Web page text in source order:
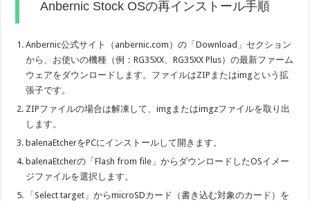
Anbernic Stock OSの再インストール手順
Anbernic公式サイト（anbernic.com）の「Download」セクション
から、お使いの機種（例：RG35XX、RG35XX Plus）の最新ファーム
ウェアをダウンロードします。ファイルはZIPまたはimgという拡
張子です。
ZIPファイルの場合は解凍して、imgまたはimgzファイルを取り出
します。
balenaEtcherをPCにインストールして開きます。
balenaEtcherの「Flash from file」からダウンロードしたOSイメー
ジファイルを選択します。
「Select target」からmicroSDカード（書き込む対象のカード）を